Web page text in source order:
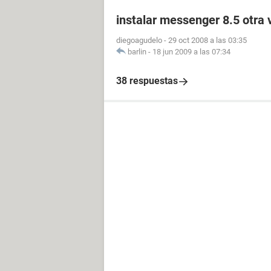
instalar messenger 8.5 otra
diegoagudelo - 29 oct 2008 a las 03:35
barlin - 18 jun 2009 a las 07:34
38 respuestas